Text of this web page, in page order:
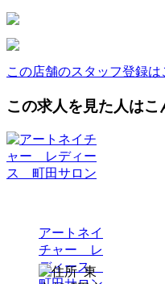
この店舗のスタッフ登録は
この求人を見た人はこ
アートネイ
チャー レ
ディース
東